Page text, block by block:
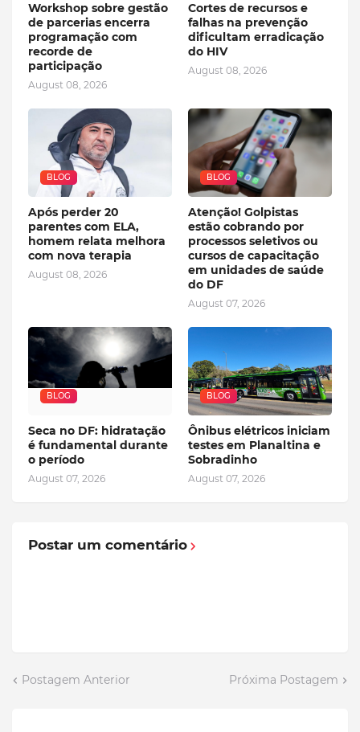
Workshop sobre gestão
de parcerias encerra
programação com
recorde de
participação
August 08, 2026
Cortes de recursos e
falhas na prevenção
dificultam erradicação
do HIV
August 08, 2026
BLOG
Após perder 20
parentes com ELA,
homem relata melhora
com nova terapia
August 08, 2026
BLOG
Atenção! Golpistas
estão cobrando por
processos seletivos ou
cursos de capacitação
em unidades de saúde
do DF
August 07, 2026
BLOG
Seca no DF: hidratação
é fundamental durante
o período
August 07, 2026
BLOG
Ônibus elétricos iniciam
testes em Planaltina e
Sobradinho
August 07, 2026
Postar um comentário
Postagem Anterior Próxima Postagem